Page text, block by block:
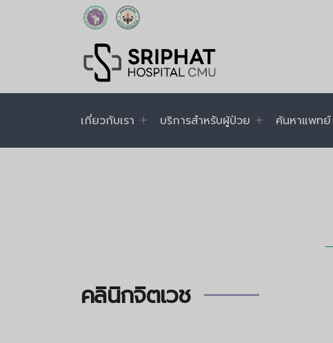
เกี่ยวกับเรา บริการสำหรับผู้ป่วย ค้นหาแพทย์
คลินิกจิตเวช